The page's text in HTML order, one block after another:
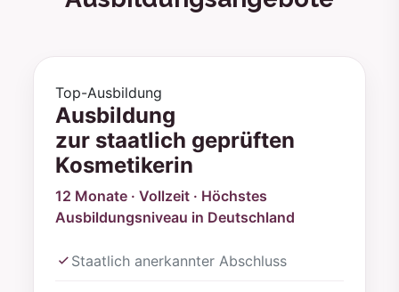
Top-Ausbildung
Ausbildung
zur staatlich geprüften
Kosmetikerin
12 Monate · Vollzeit · Höchstes
Ausbildungsniveau in Deutschland
Staatlich anerkannter Abschluss